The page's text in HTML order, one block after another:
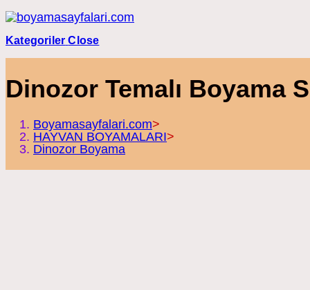
Skip
to
content
Kategoriler Close
Dinozor Temalı Boyama
Boyamasayfalari.com>
HAYVAN BOYAMALARI>
Dinozor Boyama